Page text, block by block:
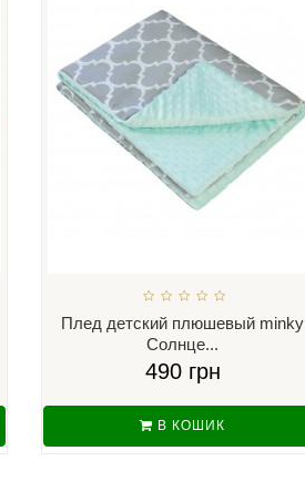
Плед детский плюшевый minky
Солнце...
490 грн
В КОШИК